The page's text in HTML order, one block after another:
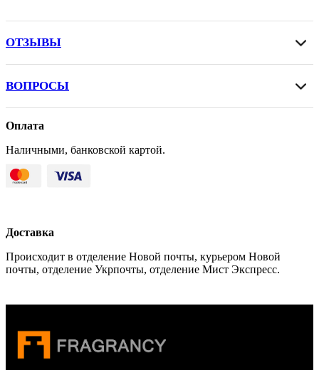
ОТЗЫВЫ
ВОПРОСЫ
Оплата
Наличными, банковской картой.
Доставка
Происходит в отделение Новой почты, курьером Новой
почты, отделение Укрпочты, отделение Мист Экспресс.